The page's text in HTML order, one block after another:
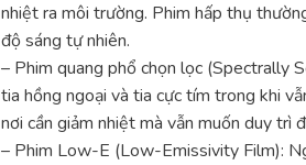
nhiệt ra môi trường. Phim hấp thụ
độ sáng tự nhiên.
– Phim quang phổ chọn lọc (Spectrally
tia hồng ngoại và tia cực tím trong khi
nơi cần giảm nhiệt mà vẫn muốn duy trì
– Phim Low-E (Low-Emissivity Film):